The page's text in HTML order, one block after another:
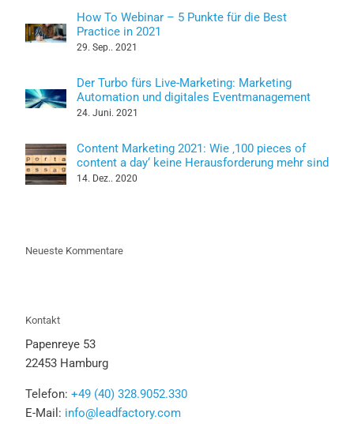
How To Webinar – 5 Punkte für die Best
Practice in 2021
29. Sep.. 2021
Der Turbo fürs Live-Marketing: Marketing
Automation und digitales Eventmanagement
24. Juni. 2021
Content Marketing 2021: Wie ‚100 pieces of
content a day‘ keine Herausforderung mehr sind
14. Dez.. 2020
Neueste Kommentare
Kontakt
Papenreye 53
22453 Hamburg
Telefon: +49 (40) 328.9052.330
E-Mail: info@leadfactory.com